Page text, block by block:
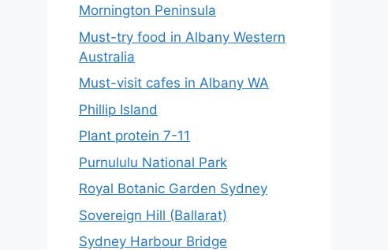
Mornington Peninsula
Must-try food in Albany Western
Australia
Must-visit cafes in Albany WA
Phillip Island
Plant protein 7-11
Purnululu National Park
Royal Botanic Garden Sydney
Sovereign Hill (Ballarat)
Sydney Harbour Bridge